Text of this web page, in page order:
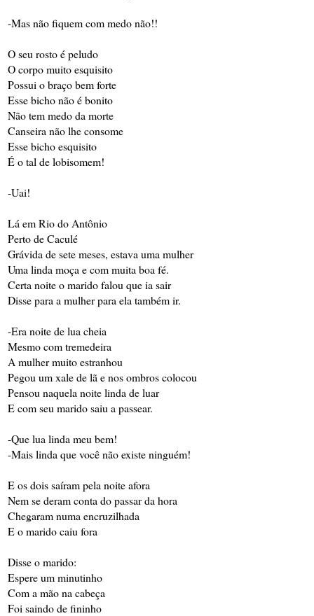
-Mas não fiquem com medo não!!
O seu rosto é peludo
O corpo muito esquisito
Possui o braço bem forte
Esse bicho não é bonito
Não tem medo da morte
Canseira não lhe consome
Esse bicho esquisito
É o tal de lobisomem!
-Uai!
Lá em Rio do Antônio
Perto de Caculé
Grávida de sete meses, estava uma mulher
Uma linda moça e com muita boa fé.
Certa noite o marido falou que ia sair
Disse para a mulher para ela também ir.
-Era noite de lua cheia
Mesmo com tremedeira
A mulher muito estranhou
Pegou um xale de lã e nos ombros colocou
Pensou naquela noite linda de luar
E com seu marido saiu a passear.
-Que lua linda meu bem!
-Mais linda que você não existe ninguém!
E os dois saíram pela noite afora
Nem se deram conta do passar da hora
Chegaram numa encruzilhada
E o marido caiu fora
Disse o marido:
Espere um minutinho
Com a mão na cabeça
Foi saindo de fininho